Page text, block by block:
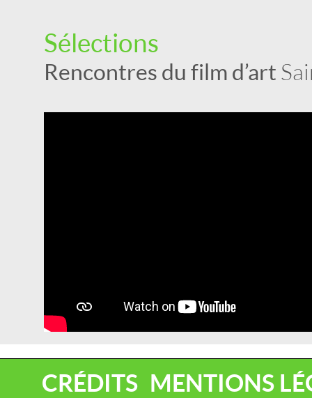
Sélections
Rencontres du film d’art
CRÉDITS MENTIONS